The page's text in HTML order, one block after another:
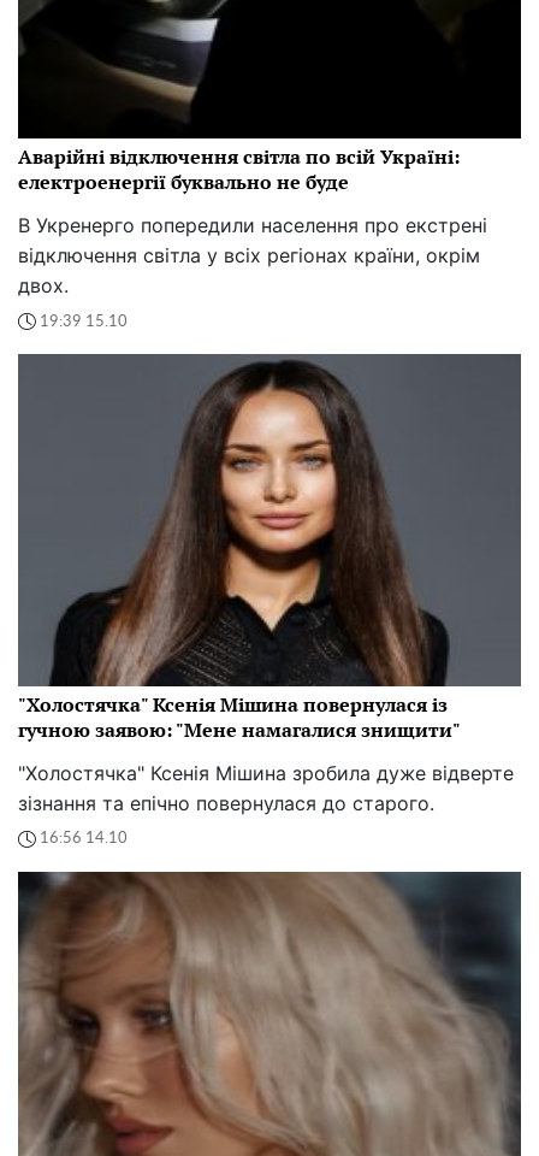
Аварійні відключення світла по всій Україні:
електроенергії буквально не буде
В Укренерго попередили населення про екстрені
відключення світла у всіх регіонах країни, окрім
двох.
19:39 15.10
"Холостячка" Ксенія Мішина повернулася із
гучною заявою: "Мене намагалися знищити"
"Холостячка" Ксенія Мішина зробила дуже відверте
зізнання та епічно повернулася до старого.
16:56 14.10